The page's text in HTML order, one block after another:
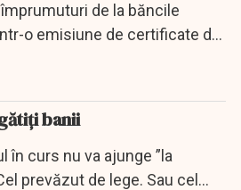
de la băncile
o emisiune de certificate de
banii
curs nu va ajunge ”la
prevăzut de lege. Sau cel